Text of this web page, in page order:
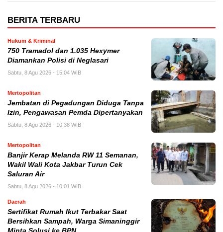
BERITA TERBARU
Hukum & Kriminal
750 Tramadol dan 1.035 Hexymer
Diamankan Polisi di Neglasari
Sabtu, 8 Agu 2026 - 15:04 WIB
Mertopolitan
Jembatan di Pegadungan Diduga Tanpa
Izin, Pengawasan Pemda Dipertanyakan
Sabtu, 8 Agu 2026 - 10:38 WIB
Mertopolitan
Banjir Kerap Melanda RW 11 Semanan,
Wakil Wali Kota Jakbar Turun Cek
Saluran Air
Sabtu, 8 Agu 2026 - 10:01 WIB
Daerah
Sertifikat Rumah Ikut Terbakar Saat
Bersihkan Sampah, Warga Simaninggir